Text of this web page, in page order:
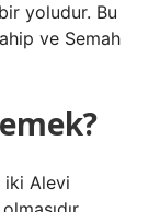
yoludur. Bu
ve Semah
iki Alevi